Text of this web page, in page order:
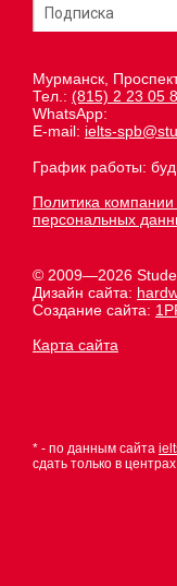
Мурманск,
Тел.: (815) 2 23 05
WhatsApp:
E-mail: ielts-
График работы:
Политика
персональных
© 2009—2026
Дизайн сайта:
Создание сайта:
Карта сайта
* - по данным сайта
сдать только в